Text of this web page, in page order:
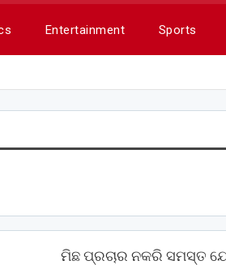
Entertainment Sports
ମିଛ ପ୍ରଚାର ନକରି ସମସ୍ତ